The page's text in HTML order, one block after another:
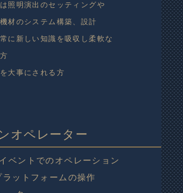
照明演出のセッティングや
材のシステム構築、設計
に新しい知識を吸収し柔軟な
大事にされる方
オペレーター
ベントでのオペレーション
ラットフォームの操作